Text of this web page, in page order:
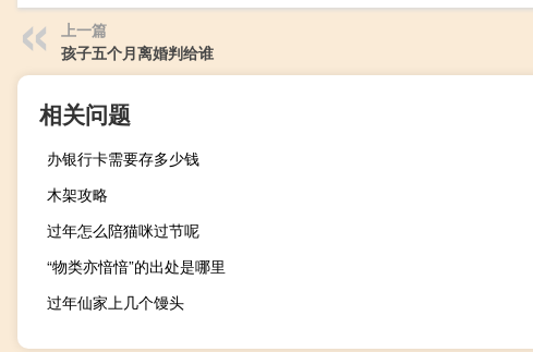
上一篇
孩子五个月离婚判给谁
相关问题
办银行卡需要存多少钱
木架攻略
过年怎么陪猫咪过节呢
“物类亦愔愔”的出处是哪里
过年仙家上几个馒头